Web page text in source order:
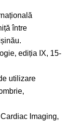
între
ediția IX, 15-
utilizare
Imaging,